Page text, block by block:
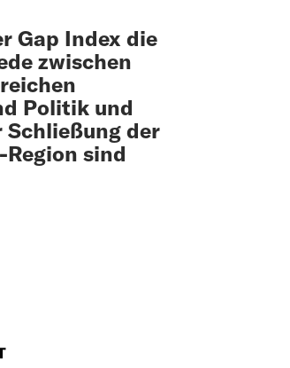
Gap Index die
zwischen
Politik und
der
Region sind